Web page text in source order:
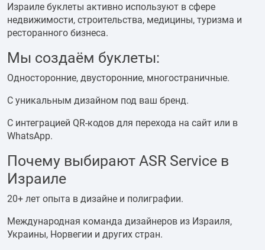
Израиле буклеты активно используют в сфере
недвижимости, строительства, медицины, туризма и
ресторанного бизнеса.
Мы создаём буклеты:
Односторонние, двусторонние, многостраничные.
С уникальным дизайном под ваш бренд.
С интеграцией QR-кодов для перехода на сайт или в
WhatsApp.
Почему выбирают ASR Service в
Израиле
20+ лет опыта в дизайне и полиграфии.
Международная команда дизайнеров из Израиля,
Украины, Норвегии и других стран.